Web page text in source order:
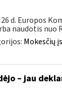
d. Europos
naudotis nuo
Mokesčių
– jau